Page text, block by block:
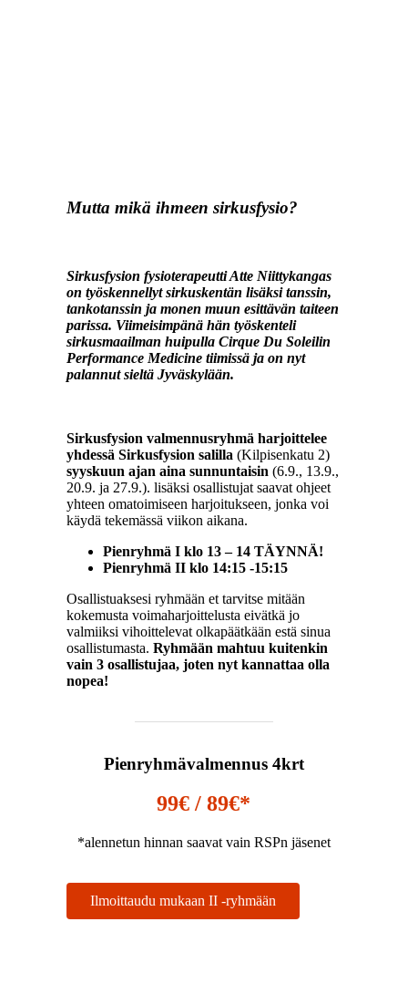
Mutta mikä ihmeen sirkusfysio?
Sirkusfysion fysioterapeutti Atte Niittykangas
on työskennellyt sirkuskentän lisäksi tanssin,
tankotanssin ja monen muun esittävän taiteen
parissa. Viimeisimpänä hän työskenteli
sirkusmaailman huipulla Cirque Du Soleilin
Performance Medicine tiimissä ja on nyt
palannut sieltä Jyväskylään.
Sirkusfysion valmennusryhmä harjoittelee
yhdessä Sirkusfysion salilla (Kilpisenkatu 2)
syyskuun ajan aina sunnuntaisin (6.9., 13.9.,
20.9. ja 27.9.). lisäksi osallistujat saavat ohjeet
yhteen omatoimiseen harjoitukseen, jonka voi
käydä tekemässä viikon aikana.
Pienryhmä I klo 13 – 14 TÄYNNÄ!
Pienryhmä II klo 14:15 -15:15
Osallistuaksesi ryhmään et tarvitse mitään
kokemusta voimaharjoittelusta eivätkä jo
valmiiksi vihoittelevat olkapäätkään estä sinua
osallistumasta. Ryhmään mahtuu kuitenkin
vain 3 osallistujaa, joten nyt kannattaa olla
nopea!
Pienryhmävalmennus 4krt
99€ / 89€*
*alennetun hinnan saavat vain RSPn jäsenet
Ilmoittaudu mukaan II -ryhmään